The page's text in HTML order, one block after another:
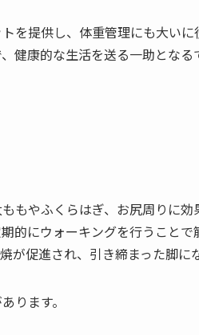
を提供し、体重管理にも大い
健康的な生活を送る一助となる
もやふくらはぎ、お尻周りに
的にウォーキングを行うこと
が促進され、引き締まった脚に
ります。